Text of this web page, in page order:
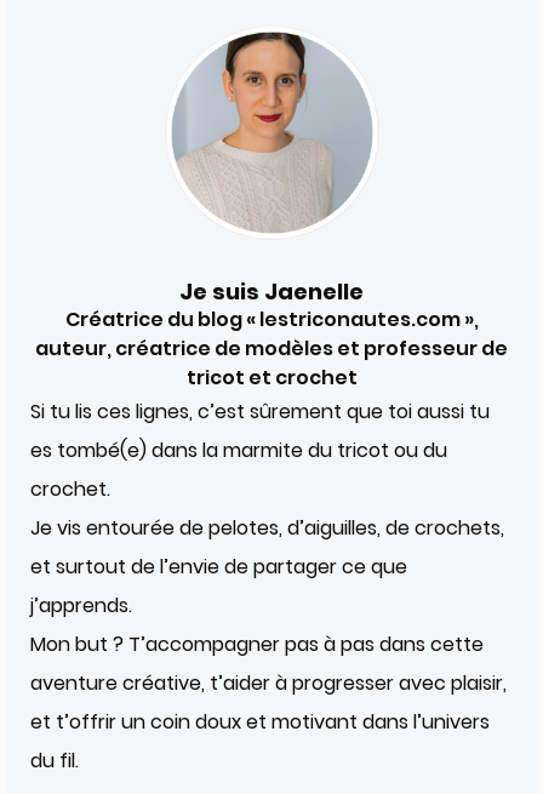
Je suis Jaenelle
Créatrice du blog « lestriconautes.com »,
auteur, créatrice de modèles et professeur de
tricot et crochet
Si tu lis ces lignes, c’est sûrement que toi aussi tu
es tombé(e) dans la marmite du tricot ou du
crochet.
Je vis entourée de pelotes, d’aiguilles, de crochets,
et surtout de l’envie de partager ce que
j’apprends.
Mon but ? T’accompagner pas à pas dans cette
aventure créative, t’aider à progresser avec plaisir,
et t’offrir un coin doux et motivant dans l’univers
du fil.